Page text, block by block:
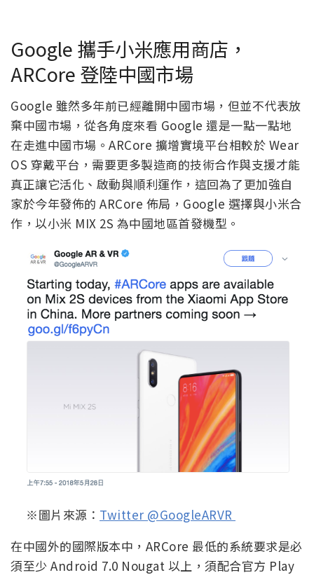
Google 攜手小米應用商店，
ARCore 登陸中國市場
Google 雖然多年前已經離開中國市場，但並不代表放
棄中國市場，從各角度來看 Google 還是一點一點地
在走進中國市場。ARCore 擴增實境平台相較於 Wear
OS 穿戴平台，需要更多製造商的技術合作與支援才能
真正讓它活化、啟動與順利運作，這回為了更加強自
家於今年發佈的 ARCore 佈局，Google 選擇與小米合
作，以小米 MIX 2S 為中國地區首發機型。
※圖片來源： Twitter @GoogleARVR
在中國外的國際版本中，ARCore 最低的系統要求是必
須至少 Android 7.0 Nougat 以上，須配合官方 Play